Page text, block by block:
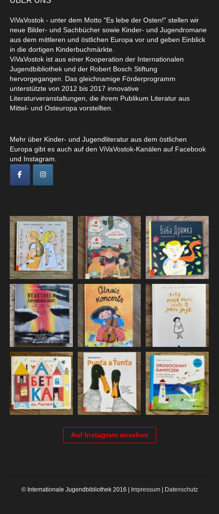
ViVaVostok - unter dem Motto "Es lebe der Osten!" stellen wir
neue Bilder- und Sachbücher sowie Kinder- und Jugendromane
aus dem mittleren und östlichen Europa vor und geben Einblick
in die dortigen Kinderbuchmärkte.
ViVaVostok ist aus einer Kooperation der Internationalen
Jugendbibliothek und der Robert Bosch Stiftung
hervorgegangen. Das gleichnamige Förderprogramm
unterstützte von 2012 bis 2017 innovative
Literaturveranstaltungen, die ihrem Publikum Literatur aus
Mittel- und Osteuropa vorstellten.
Mehr über Kinder- und Jugendliteratur aus dem östlichen
Europa gibt es auch auf den ViVaVostok-Kanälen auf Facebook
und Instagram.
Auf Instagram ansehen
© Internationale Jugendbibliothek 2016 | Impressum| Datenschutz